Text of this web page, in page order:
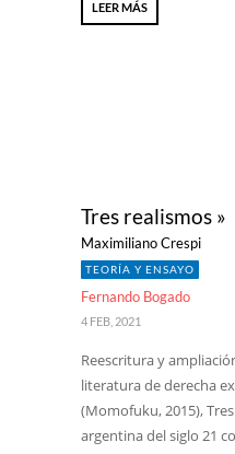
LEER MÁS
Tres realismos »
Maximiliano Crespi
TEORÍA Y ENSAYO
Fernando Bogado
4 FEB, 2021
Reescritura y
literatura de derecha
(Momofuku, 2015),
argentina del siglo 21